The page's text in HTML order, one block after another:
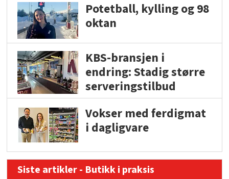
Potetball, kylling og 98
oktan
KBS-bransjen i
endring: Stadig større
serveringstilbud
Vokser med ferdigmat
i dagligvare
Siste artikler - Butikk i praksis